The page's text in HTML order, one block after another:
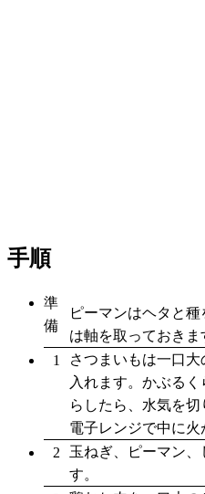
手順
準
備
ピーマンはヘタと
は軸を取っておきま
1
さつまいもは一口
入れます。かぶる
らしたら、水気を
電子レンジで中に火
2
玉ねぎ、ピーマン、
す。